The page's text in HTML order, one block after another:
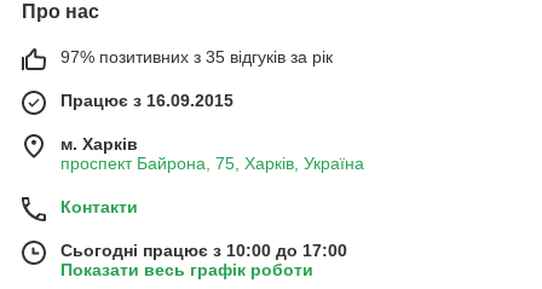
Про нас
97% позитивних з 35 відгуків за рік
Працює з 16.09.2015
м. Харків
проспект Байрона, 75, Харків, Україна
Контакти
Сьогодні працює з 10:00 до 17:00
Показати весь графік роботи